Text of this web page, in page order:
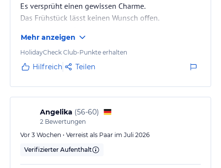
Es versprüht einen gewissen Charme.
Das Frühstück lässt keinen Wunsch offen.
Am allermeisten punkten dieses Hotel mit seinem
überaus freundlichen Team.
Vielen Dank für den tollen Aufenthalt 🙏🏻
Mehr anzeigen
HolidayCheck Club-Punkte erhalten
Hilfreich Teilen
Angelika (56-60)
2 Bewertungen
Vor 3 Wochen • Verreist als Paar im Juli 2026
Verifizierter Aufenthalt